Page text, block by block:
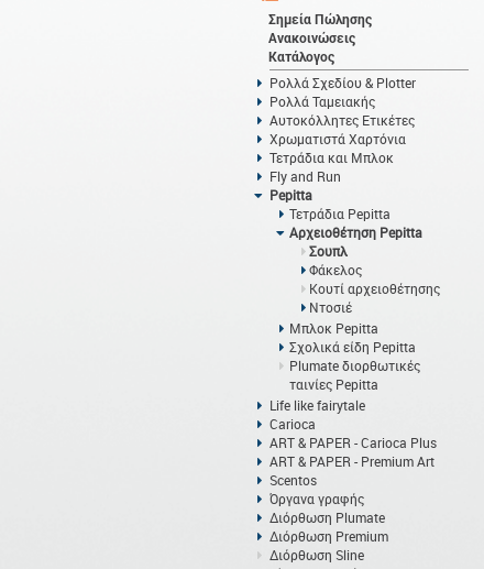
Σημεία Πώλησης
Ανακοινώσεις
Κατάλογος
Ρολλά Σχεδίου & Plotter
Ρολλά Ταμειακής
Αυτοκόλλητες Ετικέτες
Χρωματιστά Χαρτόνια
Τετράδια και Μπλοκ
Fly and Run
Pepitta
Τετράδια Pepitta
Αρχειοθέτηση Pepitta
Σουπλ
Φάκελος
Κουτί αρχειοθέτησης
Ντοσιέ
Μπλοκ Pepitta
Σχολικά είδη Pepitta
Plumate διορθωτικές
ταινίες Pepitta
Life like fairytale
Carioca
ART & PAPER - Carioca Plus
ART & PAPER - Premium Art
Scentos
Όργανα γραφής
Διόρθωση Plumate
Διόρθωση Premium
Διόρθωση Sline